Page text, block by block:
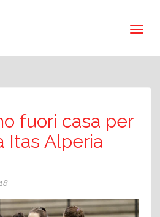
fuori casa per
Itas Alperia